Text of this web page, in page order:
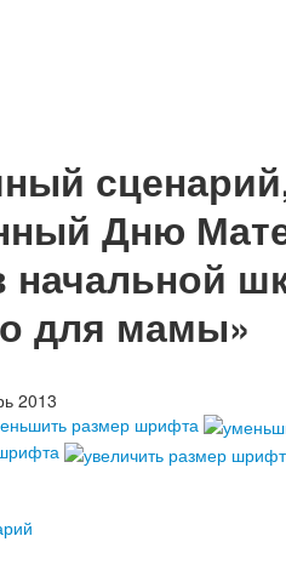
Дню
начальной
для мамы»
2013
размер шрифта